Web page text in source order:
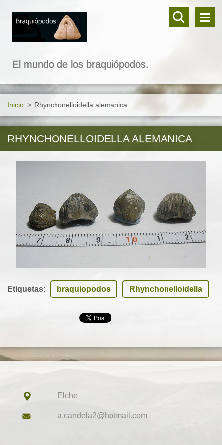
El mundo de los braquiópodos.
Inicio > Rhynchonelloidella alemanica
RHYNCHONELLOIDELLA ALEMANICA
Etiquetas: braquiopodos Rhynchonelloidella
Elche
a.candel a2@hotmail.com